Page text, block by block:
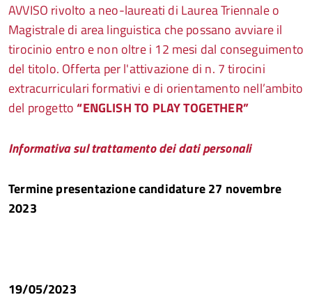
AVVISO rivolto a neo-laureati di Laurea Triennale o
Magistrale di area linguistica che possano avviare il
tirocinio entro e non oltre i 12 mesi dal conseguimento
del titolo. Offerta per l'attivazione di n. 7 tirocini
extracurriculari formativi e di orientamento nell’ambito
del progetto“ENGLISH TO PLAY TOGETHER”
Informativa sul trattamento dei dati personali
Termine presentazione candidature 27 novembre
2023
19/05/2023